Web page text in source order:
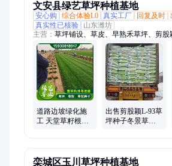
文安县绿艺草坪种植基地
安心购
综合体验L0 真实工厂 回复及时
真实性已核验
山东潍坊
主营： 草坪铺设、草皮、早熟禾草坪、剪股
茅草坪、百慕大草皮、狗牙根草皮、草坪种
尼拉草坪、混播草坪、绿化草坪、沙培草
道路边坡绿化施
工 天堂草籽根系
出售剪股颖L-93草
坪种子冬景草籽
栾城区玉川草坪种植基地